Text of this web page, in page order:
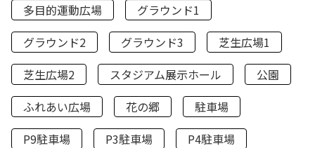
多目的運動広場
グラウンド1
グラウンド2
グラウンド3
芝生広場1
芝生広場2
スタジアム展示ホール
公園
ふれあい広場
花の郷
駐車場
P9駐車場
P3駐車場
P4駐車場